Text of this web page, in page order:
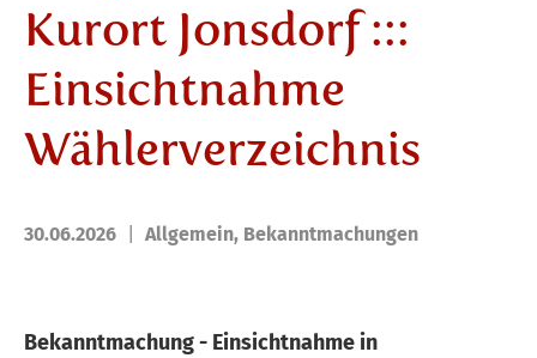
Kurort Jonsdorf :::
Einsichtnahme
Wählerverzeichnis
30.06.2026 Allgemein, Bekanntmachungen
Bekanntmachung - Einsichtnahme in